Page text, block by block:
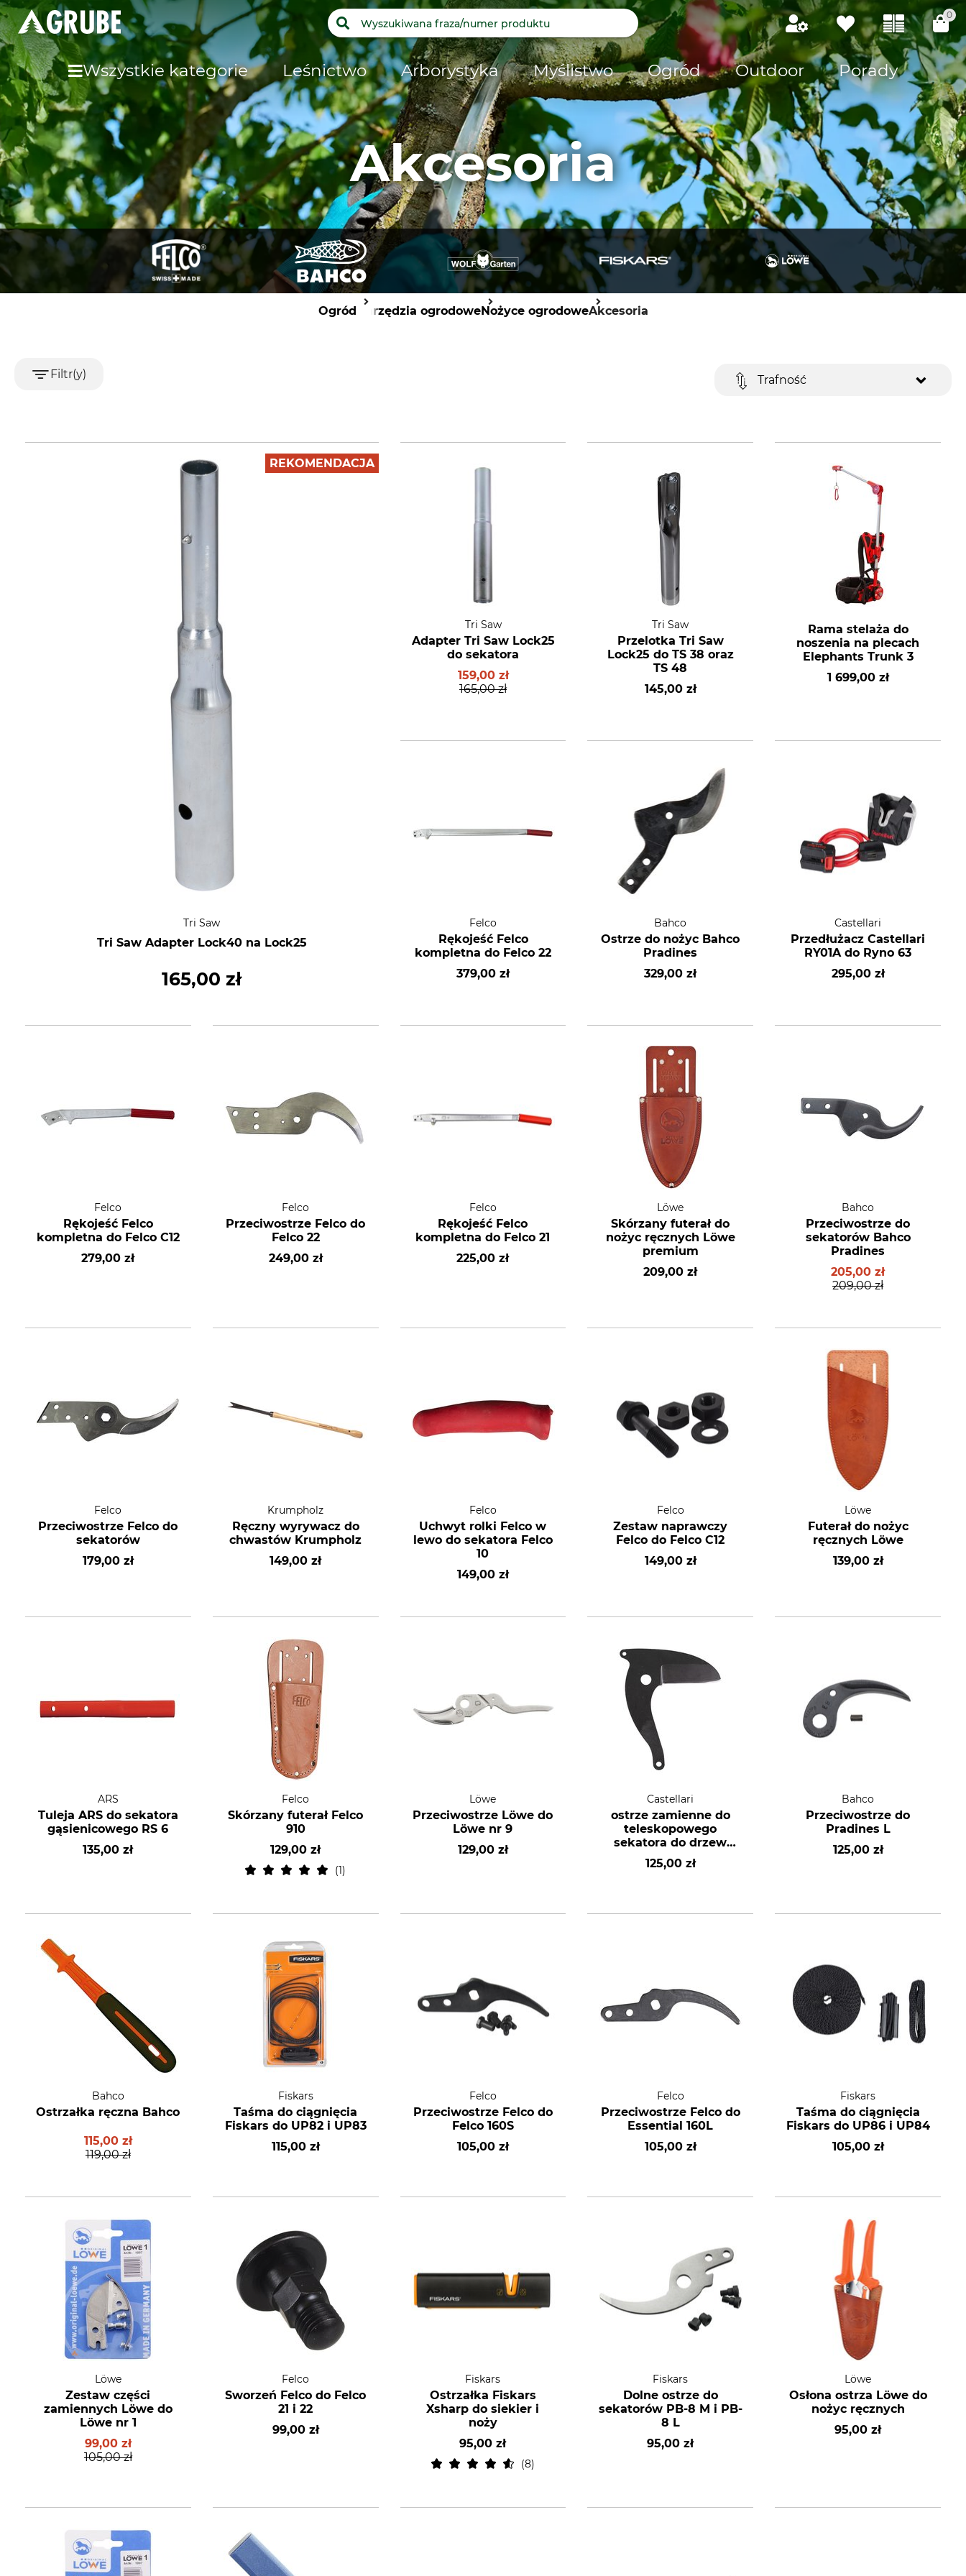
0
Wszystkie kategorie Leśnictwo Arborystyka Myślistwo Ogród Outdoor Porady
Akcesoria
Ogród Narzędzia ogrodoweNożyce ogrodoweAkcesoria
Filtr(y) Trafność
REKOMENDACJA
Tri Saw
Tri Saw Adapter Lock40 na Lock25
165,00 zł
Tri Saw
Adapter Tri Saw Lock25
do sekatora
159,00 zł
165,00 zł
Tri Saw
Przelotka Tri Saw
Lock25 do TS 38 oraz
TS 48
145,00 zł
Rama stelaża do
noszenia na plecach
Elephants Trunk 3
1 699,00 zł
Felco
Rękojeść Felco
kompletna do Felco 22
379,00 zł
Bahco
Ostrze do nożyc Bahco
Pradines
329,00 zł
Castellari
Przedłużacz Castellari
RY01A do Ryno 63
295,00 zł
Felco
Rękojeść Felco
kompletna do Felco C12
279,00 zł
Felco
Przeciwostrze Felco do
Felco 22
249,00 zł
Felco
Rękojeść Felco
kompletna do Felco 21
225,00 zł
Löwe
Skórzany futerał do
nożyc ręcznych Löwe
premium
209,00 zł
Bahco
Przeciwostrze do
sekatorów Bahco
Pradines
205,00 zł
209,00 zł
Felco
Przeciwostrze Felco do
sekatorów
179,00 zł
Krumpholz
Ręczny wyrywacz do
chwastów Krumpholz
149,00 zł
Felco
Uchwyt rolki Felco w
lewo do sekatora Felco
10
149,00 zł
Felco
Zestaw naprawczy
Felco do Felco C12
149,00 zł
Löwe
Futerał do nożyc
ręcznych Löwe
139,00 zł
ARS
Tuleja ARS do sekatora
gąsienicowego RS 6
135,00 zł
Felco
Skórzany futerał Felco
910
129,00 zł
1
Löwe
Przeciwostrze Löwe do
Löwe nr 9
129,00 zł
Castellari
ostrze zamienne do
teleskopowego
sekatora do drzew
Castellari Tucano X
125,00 zł
Bahco
Przeciwostrze do
Pradines L
125,00 zł
Bahco
Ostrzałka ręczna Bahco
115,00 zł
119,00 zł
Fiskars
Taśma do ciągnięcia
Fiskars do UP82 i UP83
115,00 zł
Felco
Przeciwostrze Felco do
Felco 160S
105,00 zł
Felco
Przeciwostrze Felco do
Essential 160L
105,00 zł
Fiskars
Taśma do ciągnięcia
Fiskars do UP86 i UP84
105,00 zł
Löwe
Zestaw części
zamiennych Löwe do
Löwe nr 1
99,00 zł
105,00 zł
Felco
Sworzeń Felco do Felco
21 i 22
99,00 zł
Fiskars
Ostrzałka Fiskars
Xsharp do siekier i
noży
95,00 zł
8
Fiskars
Dolne ostrze do
sekatorów PB-8 M i PB-
8 L
95,00 zł
Löwe
Osłona ostrza Löwe do
nożyc ręcznych
95,00 zł